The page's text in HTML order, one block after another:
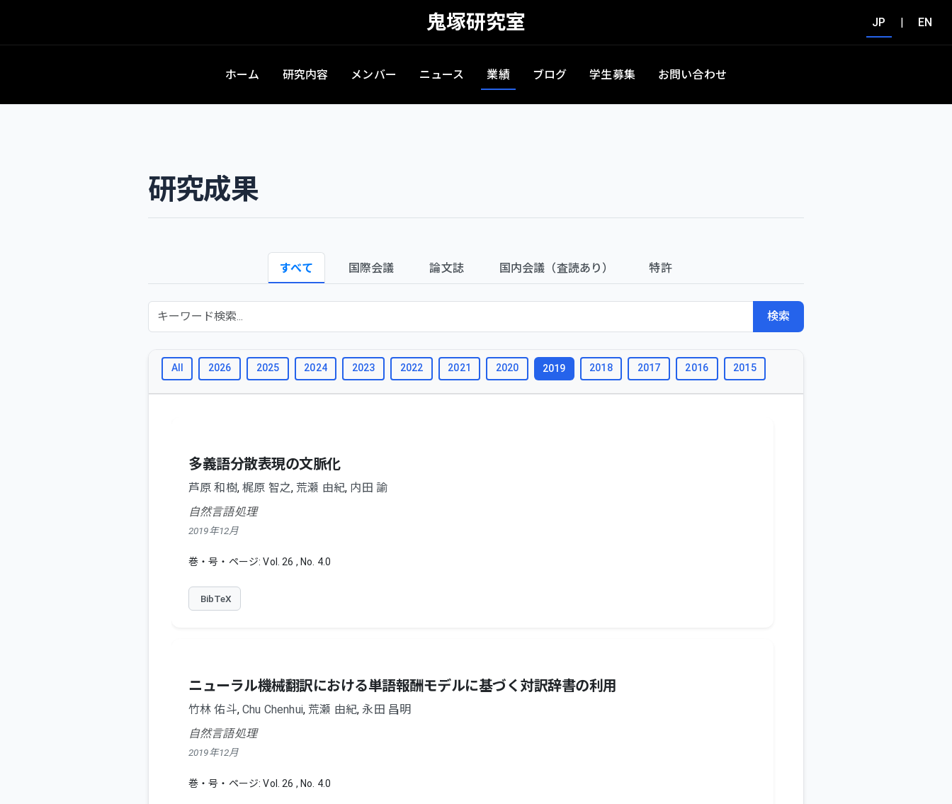
鬼塚研究室 JP | EN
ホーム 研究内容 メンバー ニュース 業績 ブログ 学生募集 お問い合わせ
研究成果
すべて 国際会議 論文誌 国内会議（査読あり） 特許
検索
All 2026 2025 2024 2023 2022 2021 2020 2019 2018 2017 2016 2015
多義語分散表現の文脈化
芦原 和樹,梶原 智之, 荒瀬 由紀, 内田 諭
自然言語処理
2019年12月
巻・号・ページ: Vol. 26 , No. 4.0
BibTeX
ニューラル機械翻訳における単語報酬モデルに基づく対訳辞書の利用
竹林 佑斗,Chu Chenhui, 荒瀬 由紀, 永田 昌明
自然言語処理
2019年12月
巻・号・ページ: Vol. 26 , No. 4.0